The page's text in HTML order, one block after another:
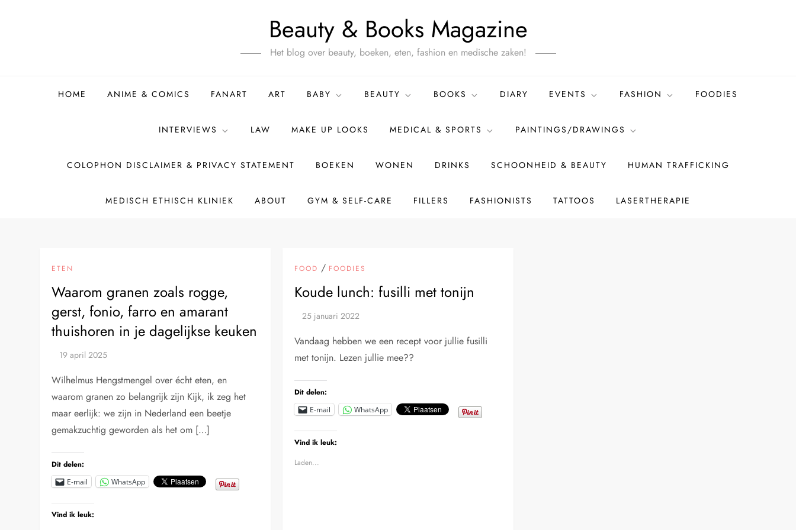
Beauty & Books Magazine
Het blog over beauty, boeken, eten, fashion en medische zaken!
HOME ANIME & COMICS FANART ART BABY BEAUTY BOOKS DIARY EVENTS FASHION FOODIES
INTERVIEWS LAW MAKE UP LOOKS MEDICAL & SPORTS PAINTINGS/DRAWINGS
COLOPHON DISCLAIMER & PRIVACY STATEMENT BOEKEN WONEN DRINKS SCHOONHEID & BEAUTY HUMAN TRAFFICKING
MEDISCH ETHISCH KLINIEK ABOUT GYM & SELF-CARE FILLERS FASHIONISTS TATTOOS LASERTHERAPIE
ETEN
Waarom granen zoals rogge,
gerst, fonio, farro en amarant
thuishoren in je dagelijkse keuken
Wilhelmus Hengstmengel over écht eten, en
waarom granen zo belangrijk zijn Kijk, ik zeg het
maar eerlijk: we zijn in Nederland een beetje
gemakzuchtig geworden als het om […]
Dit delen:
E-mail WhatsApp
Vind ik leuk:
FOOD / FOODIES
Koude lunch: fusilli met tonijn
Vandaag hebben we een recept voor jullie fusilli
met tonijn. Lezen jullie mee??
Dit delen:
E-mail WhatsApp
Vind ik leuk:
Laden...